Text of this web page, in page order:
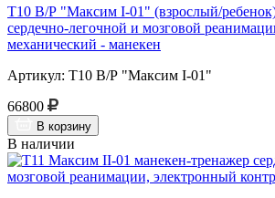
Т10 В/Р "Максим I-01" (взрослый/
сердечно-легочной и мозговой
механический - манекен
Артикул: Т10 В/Р "Максим I-01"
66800
В корзину
В наличии